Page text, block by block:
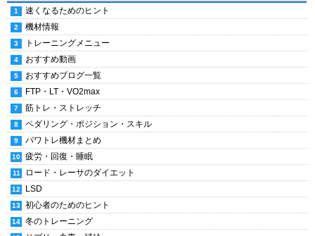
速くなるためのヒント
機材情報
トレーニングメニュー
おすすめ動画
おすすめブログ一覧
FTP・LT・VO2max
筋トレ・ストレッチ
ペダリング・ポジション・スキル
パワトレ機材まとめ
疲労・回復・睡眠
ロード・レーサのダイエット
LSD
初心者のためのヒント
冬のトレーニング